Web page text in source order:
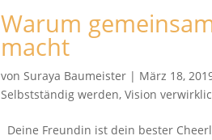
Warum
macht
vonSuraya Baumeister | März 18,
Selbstständig werden,Vision
Deine Freundin ist dein bester